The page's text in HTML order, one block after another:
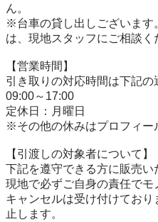
ん。
※台⾞の貸し出しございます
は、現地スタッフにご相談く
【営業時間】
引き取りの対応時間は下記の
09:00～17:00
定休日：月曜日
※その他の休みはプロフィー
【引渡しの対象者について】
下記を遵守できる⽅に販売い
現地で必ずご⾃⾝の責任で
キャンセルは受け付けてお
⽌します。